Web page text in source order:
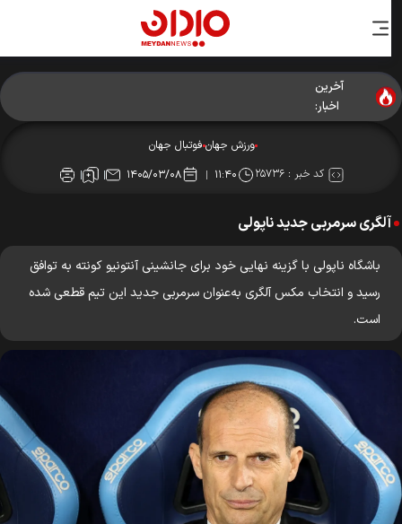
آخرین
اخبار:
ورزش جهانفوتبال جهان
کد خبر : ۲۵۷۳۶ ۱۱:۴۰ ۱۴۰۵/۰۳/۰۸
آلگری سرمربی جدید ناپولی
باشگاه ناپولی با گزینه نهایی خود برای جانشینی آنتونیو کونته به توافق
رسید و انتخاب مکس آلگری به‌عنوان سرمربی جدید این تیم قطعی شده
است.